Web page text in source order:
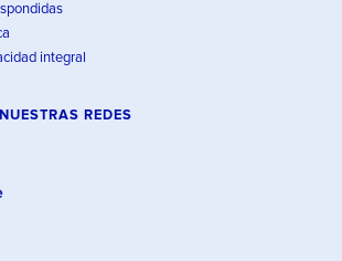
integral
NUESTRAS REDES